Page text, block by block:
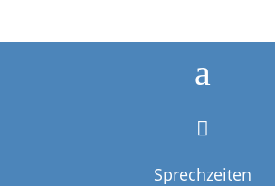
a

Sprechzeiten